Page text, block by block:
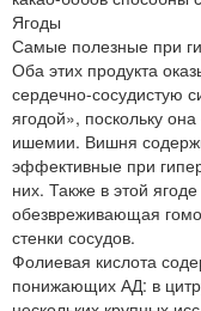
Ягоды
Самые полезные при
Оба этих продукта
сердечно-сосудистую
ягодой», поскольку
ишемии. Вишня
эффективные при
них. Также в этой
обезвреживающая
стенки сосудов.
Фолиевая кислота
понижающих АД: в